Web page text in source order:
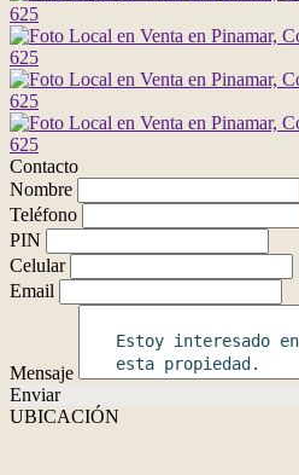
Contacto
Nombre
Teléfono
PIN
Celular
Email
Mensaje
Enviar
UBICACIÓN